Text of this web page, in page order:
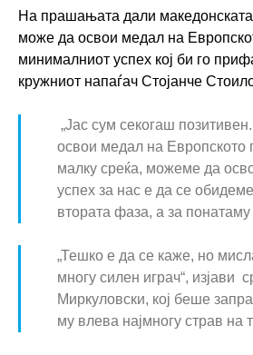
На прашањата дали македонската
може да освои медал на
минималниот успех кој би го
кружниот напаѓач Стојанче
„Јас сум секогаш
освои медал на Европското
малку среќа, можеме да
успех за нас е да се
втората фаза, а за понатаму
„Тешко е да се каже, но
многу силен играч“, изјави
Миркуловски, кој беше
му влева најмногу страв на